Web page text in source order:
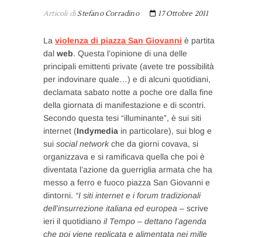
Articoli diStefano Corradino 17 Ottobre 2011
La violenza di piazza San Giovanni è partita
dal web. Questa l’opinione di una delle
principali emittenti private (avete tre possibilità
per indovinare quale…) e di alcuni quotidiani,
declamata sabato notte a poche ore dalla fine
della giornata di manifestazione e di scontri.
Secondo questa tesi “illuminante”, è sui siti
internet (Indymedia in particolare), sui blog e
sui social networkche da giorni covava, si
organizzava e si ramificava quella che poi è
diventata l’azione da guerriglia armata che ha
messo a ferro e fuoco piazza San Giovanni e
dintorni. “I siti internet e i forum tradizionali
dell’insurrezione italiana ed europea – scrive
ieri il quotidiano il Tempo – dettano l’agenda
che poi viene replicata e alimentata nei mille